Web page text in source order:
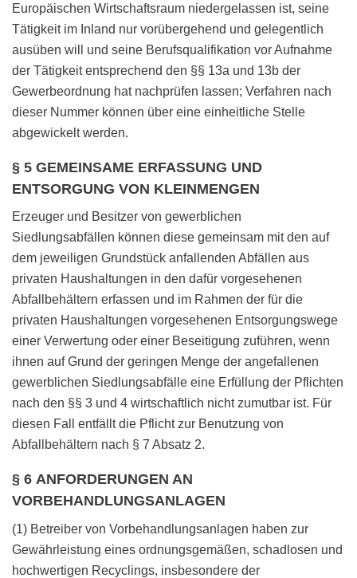
Europäischen Wirtschaftsraum niedergelassen ist, seine
Tätigkeit im Inland nur vorübergehend und gelegentlich
ausüben will und seine Berufsqualifikation vor Aufnahme
der Tätigkeit entsprechend den §§ 13a und 13b der
Gewerbeordnung hat nachprüfen lassen; Verfahren nach
dieser Nummer können über eine einheitliche Stelle
abgewickelt werden.
§ 5 GEMEINSAME ERFASSUNG UND
ENTSORGUNG VON KLEINMENGEN
Erzeuger und Besitzer von gewerblichen
Siedlungsabfällen können diese gemeinsam mit den auf
dem jeweiligen Grundstück anfallenden Abfällen aus
privaten Haushaltungen in den dafür vorgesehenen
Abfallbehältern erfassen und im Rahmen der für die
privaten Haushaltungen vorgesehenen Entsorgungswege
einer Verwertung oder einer Beseitigung zuführen, wenn
ihnen auf Grund der geringen Menge der angefallenen
gewerblichen Siedlungsabfälle eine Erfüllung der Pflichten
nach den §§ 3 und 4 wirtschaftlich nicht zumutbar ist. Für
diesen Fall entfällt die Pflicht zur Benutzung von
Abfallbehältern nach § 7 Absatz 2.
§ 6 ANFORDERUNGEN AN
VORBEHANDLUNGSANLAGEN
(1) Betreiber von Vorbehandlungsanlagen haben zur
Gewährleistung eines ordnungsgemäßen, schadlosen und
hochwertigen Recyclings, insbesondere der